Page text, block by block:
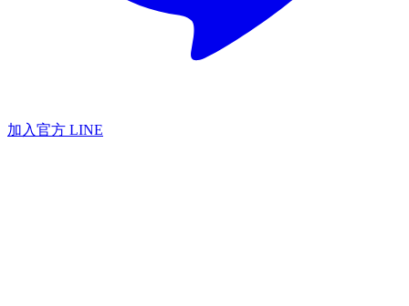
加入官方 LINE